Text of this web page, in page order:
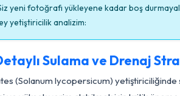
Siz yeni fotoğrafı yükleyene kadar
düzey yetiştiricilik analizim: